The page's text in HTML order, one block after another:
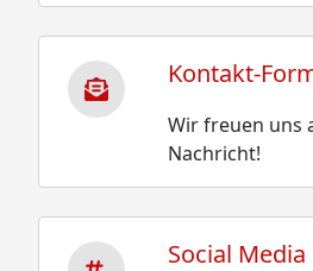
Kontakt-
Wir freuen uns
Nachricht!
Social Media